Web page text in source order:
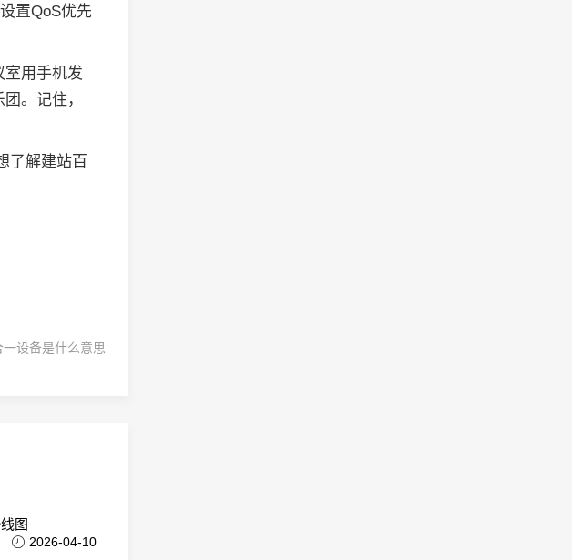
置QoS优先
室用手机发
。记住，
了解建站百
设备是什么意思
图
2026-04-10